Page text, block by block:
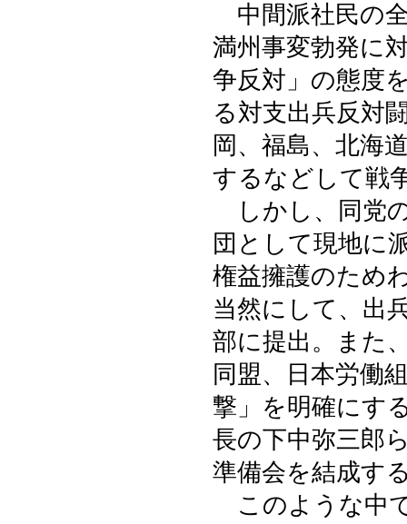
中間派社民の
満州事変勃発に
争反対」の態度
る対支出兵反対
岡、福島、北海
するなどして戦
しかし、同党
団として現地に
権益擁護のため
当然にして、出
部に提出。また
同盟、日本労働
撃」を明確にす
長の下中弥三郎
準備会を結成す
このような中